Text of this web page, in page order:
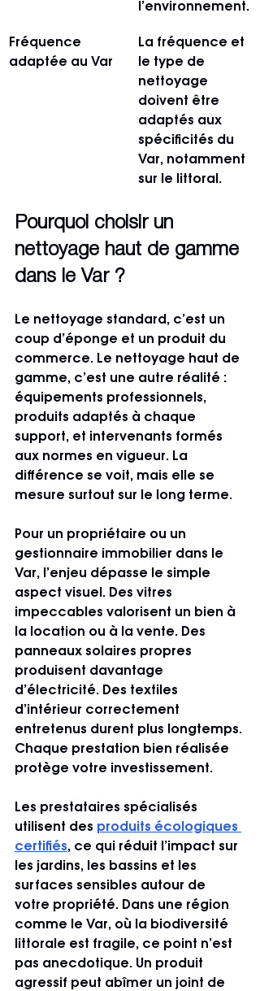
l’environnement.
Fréquence
adaptée au Var
La fréquence et
le type de
nettoyage
doivent être
adaptés aux
spécificités du
Var, notamment
sur le littoral.
Pourquoi choisir un
nettoyage haut de gamme
dans le Var ?
Le nettoyage standard, c’est un
coup d’éponge et un produit du
commerce. Le nettoyage haut de
gamme, c’est une autre réalité :
équipements professionnels,
produits adaptés à chaque
support, et intervenants formés
aux normes en vigueur. La
différence se voit, mais elle se
mesure surtout sur le long terme.
Pour un propriétaire ou un
gestionnaire immobilier dans le
Var, l’enjeu dépasse le simple
aspect visuel. Des vitres
impeccables valorisent un bien à
la location ou à la vente. Des
panneaux solaires propres
produisent davantage
d’électricité. Des textiles
d’intérieur correctement
entretenus durent plus longtemps.
Chaque prestation bien réalisée
protège votre investissement.
Les prestataires spécialisés
utilisent des produits écologiques
certifiés, ce qui réduit l’impact sur
les jardins, les bassins et les
surfaces sensibles autour de
votre propriété. Dans une région
comme le Var, où la biodiversité
littorale est fragile, ce point n’est
pas anecdotique. Un produit
agressif peut abîmer un joint de